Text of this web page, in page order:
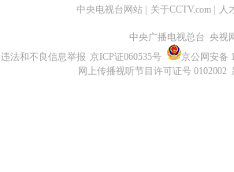
中央电视台网站 关于CCTV.com 人
中央广播电视总台 央视
违法和不良信息举报 京ICP证060535号
京公网安备
网上传播视听节目许可证号 0102002